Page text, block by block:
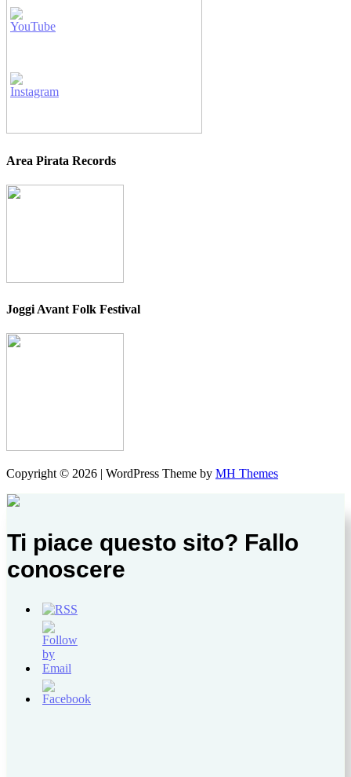
Area Pirata Records
Joggi Avant Folk Festival
Copyright © 2026 | WordPress Theme by MH Themes
Ti piace questo sito? Fallo
conoscere